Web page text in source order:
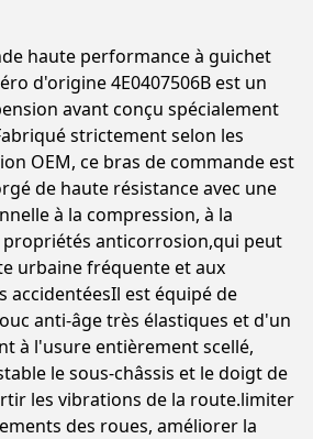
haute performance à guichet
d'origine 4E0407506B est un
avant conçu spécialement
strictement selon les
OEM, ce bras de commande est
de haute résistance avec une
à la compression, à la
anticorrosion,qui peut
urbaine fréquente et aux
est équipé de
anti-âge très élastiques et d'un
à l'usure entièrement scellé,
le sous-châssis et le doigt de
les vibrations de la route.limiter
des roues, améliorer la